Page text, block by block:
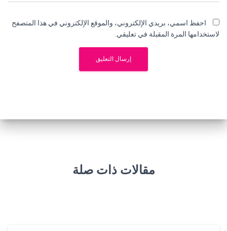
احفظ اسمي، بريدي الإلكتروني، والموقع الإلكتروني في هذا المتصفح
لاستخدامها المرة المقبلة في تعليقي.
مقالات ذات صلة